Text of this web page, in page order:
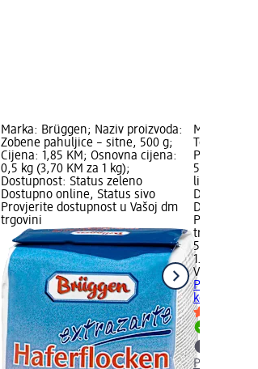
Marka: Brüggen; Naziv proizvoda:
Zobene pahuljice – sitne, 500 g;
Cijena: 1,85 KM; Osnovna cijena:
0,5 kg (3,70 KM za 1 kg);
Dostupnost: Status zeleno
Dostupno online, Status sivo
Provjerite dostupnost u Vašoj dm
trgovini
Marka:
Toaletni
Pure, 1500
5,95 KM;
listića (0,41
Dostupno
Provjerite
trgovini
5,95 KM
1.460
Violeta
Premium
kom.
Provjerite